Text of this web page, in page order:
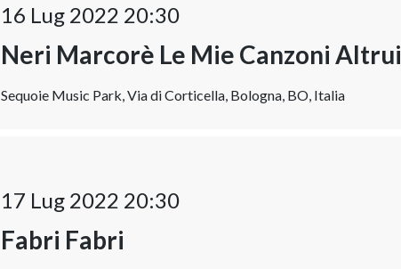
16 Lug 2022 20:30
Neri Marcorè Le Mie Canzoni Altrui
Sequoie Music Park, Via di Corticella, Bologna, BO, Italia
17 Lug 2022 20:30
Fabri Fabri